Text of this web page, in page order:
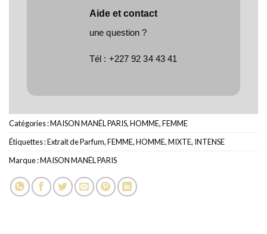
Aide et contact
une question ?
Tél : +227 92 34 43 41
Catégories :MAISON MANËL PARIS,HOMME,FEMME
Étiquettes :Extrait de Parfum,FEMME,HOMME,MIXTE, INTENSE
Marque :MAISON MANËL PARIS